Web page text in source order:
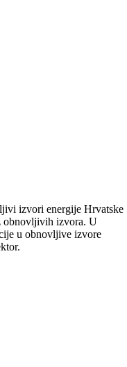
izvori energije Hrvatske
obnovljivih izvora. U
u obnovljive izvore